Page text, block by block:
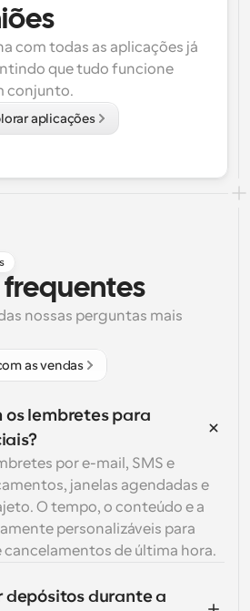
com todas as aplicações já
que tudo funcione
conjunto.
aplicações
frequentes
nossas perguntas mais
as vendas
os lembretes para
por e-mail, SMS e
janelas agendadas e
O tempo, o conteúdo e a
personalizáveis para
cancelamentos de última hora.
depósitos durante a